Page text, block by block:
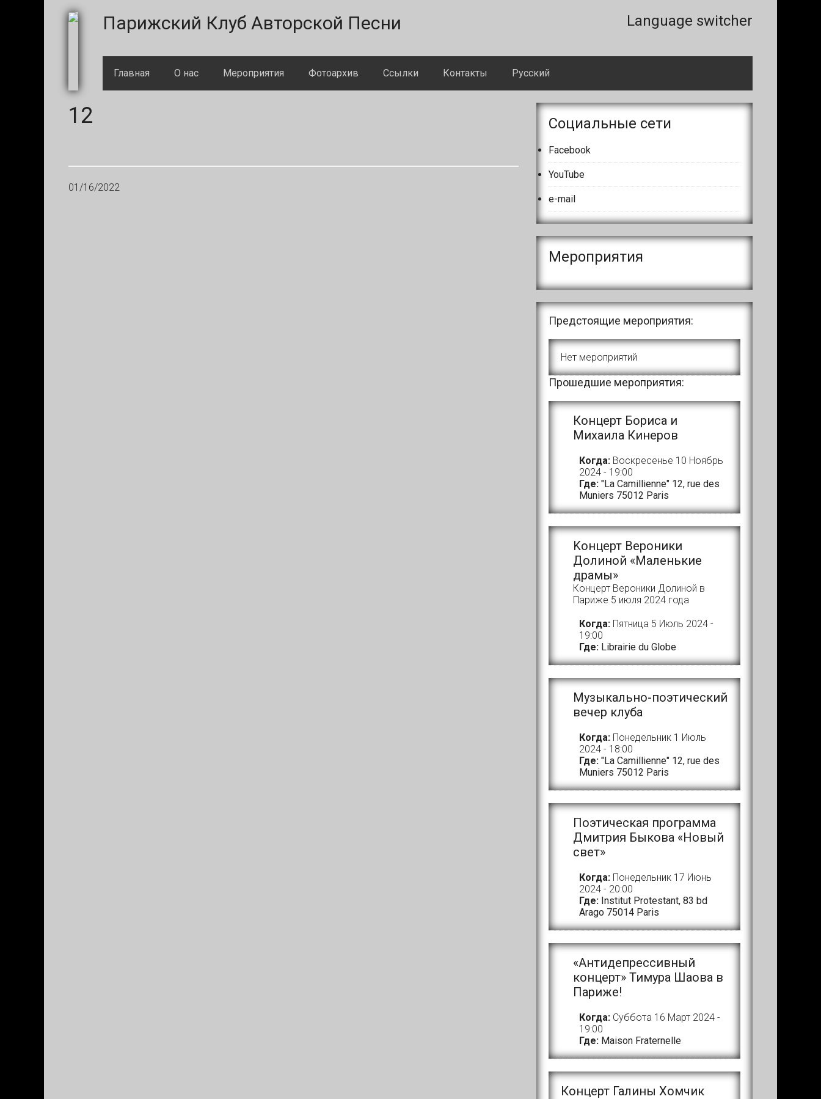
Парижский Клуб Авторской Песни
Правая
header
Language switcher
Главная О нас Meроприятия Фотоархив Ссылки Контакты Русский
12
01/16/2022
Основной
сайдбар
Социальные сети
Facebook
YouTube
e-mail
Meроприятия
Предстоящие мероприятия:
Нет мероприятий
Прошедшие мероприятия:
Концерт Бориса и
Михаила Кинеров
Когда:Воскресенье 10 Ноябрь
2024 - 19:00
Где: "La Camillienne" 12, rue des
Muniers 75012 Paris
Kонцерт Вероники
Долиной «Маленькие
драмы»
Концерт Вероники Долиной в
Париже 5 июля 2024 года
Когда:Пятница 5 Июль 2024 -
19:00
Где: Librairie du Globe
Музыкально-поэтический
вечер клуба
Когда:Понедельник 1 Июль
2024 - 18:00
Где: "La Camillienne" 12, rue des
Muniers 75012 Paris
Поэтическая программа
Дмитрия Быкова «Новый
свет»
Когда:Понедельник 17 Июнь
2024 - 20:00
Где: Institut Protestant, 83 bd
Arago 75014 Paris
«Антидепрессивный
концерт» Тимура Шаова в
Париже!
Когда:Суббота 16 Март 2024 -
19:00
Где: Maison Fraternelle
Концерт Галины Хомчик